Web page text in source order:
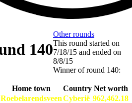
140
Other rounds
This round started on
7/18/15 and ended on
8/8/15
Winner of round 140:
Home town Country Net worth
RoebelarendsveenCyberië 962,462.18